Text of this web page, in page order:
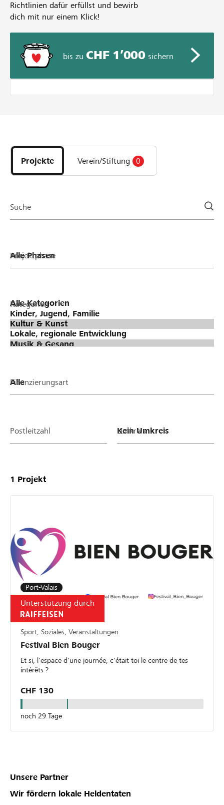
Richtlinien dafür erfüllst und bewirb
dich mit nur einem Klick!
bis zu CHF 1’000sichern
Projekte
und
Organisationen
Projekte Verein/Stiftung 0
Suche
Projektphase
Kategorien
Finanzierungsart
Postleitzahl Umkreis
1 Projekt
Port-Valais
Unterstützung durch
Sport, Soziales, Veranstaltungen
Festival Bien Bouger
Et si, l'espace d'une journée, c'était toi le centre de tes
intérêts ?
CHF 130
noch 29 Tage
Unsere Partner
Wir fördern lokale Heldentaten